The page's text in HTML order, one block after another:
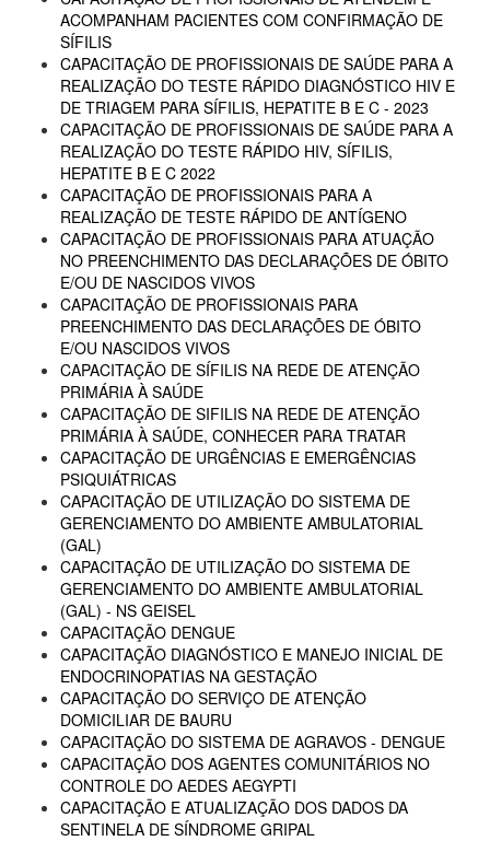
ACOMPANHAM PACIENTES COM CONFIRMAÇÃO DE
SÍFILIS
CAPACITAÇÃO DE PROFISSIONAIS DE SAÚDE PARA A
REALIZAÇÃO DO TESTE RÁPIDO DIAGNÓSTICO HIV E
DE TRIAGEM PARA SÍFILIS, HEPATITE B E C - 2023
CAPACITAÇÃO DE PROFISSIONAIS DE SAÚDE PARA A
REALIZAÇÃO DO TESTE RÁPIDO HIV, SÍFILIS,
HEPATITE B E C 2022
CAPACITAÇÃO DE PROFISSIONAIS PARA A
REALIZAÇÃO DE TESTE RÁPIDO DE ANTÍGENO
CAPACITAÇÃO DE PROFISSIONAIS PARA ATUAÇÃO
NO PREENCHIMENTO DAS DECLARAÇÕES DE ÓBITO
E/OU DE NASCIDOS VIVOS
CAPACITAÇÃO DE PROFISSIONAIS PARA
PREENCHIMENTO DAS DECLARAÇÕES DE ÓBITO
E/OU NASCIDOS VIVOS
CAPACITAÇÃO DE SÍFILIS NA REDE DE ATENÇÃO
PRIMÁRIA À SAÚDE
CAPACITAÇÃO DE SIFILIS NA REDE DE ATENÇÃO
PRIMÁRIA À SAÚDE, CONHECER PARA TRATAR
CAPACITAÇÃO DE URGÊNCIAS E EMERGÊNCIAS
PSIQUIÁTRICAS
CAPACITAÇÃO DE UTILIZAÇÃO DO SISTEMA DE
GERENCIAMENTO DO AMBIENTE AMBULATORIAL
(GAL)
CAPACITAÇÃO DE UTILIZAÇÃO DO SISTEMA DE
GERENCIAMENTO DO AMBIENTE AMBULATORIAL
(GAL) - NS GEISEL
CAPACITAÇÃO DENGUE
CAPACITAÇÃO DIAGNÓSTICO E MANEJO INICIAL DE
ENDOCRINOPATIAS NA GESTAÇÃO
CAPACITAÇÃO DO SERVIÇO DE ATENÇÃO
DOMICILIAR DE BAURU
CAPACITAÇÃO DO SISTEMA DE AGRAVOS - DENGUE
CAPACITAÇÃO DOS AGENTES COMUNITÁRIOS NO
CONTROLE DO AEDES AEGYPTI
CAPACITAÇÃO E ATUALIZAÇÃO DOS DADOS DA
SENTINELA DE SÍNDROME GRIPAL